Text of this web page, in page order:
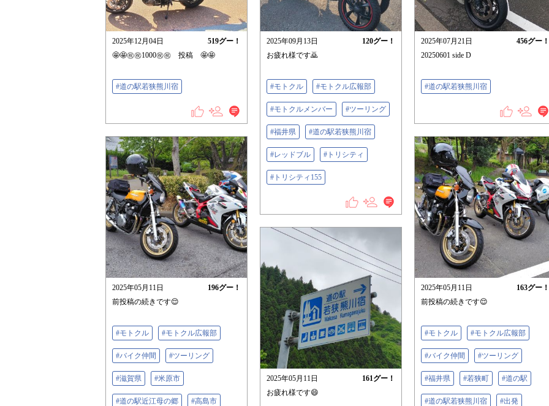
2025年12月04日 519グー！
🤩🤩㊗㊗1000㊗㊗ 投稿 🤩🤩
#道の駅若狭熊川宿
2025年09月13日 120グー！
お疲れ様です🙇
#モトクル #モトクル広報部
#モトクルメンバー #ツーリング
#福井県 #道の駅若狭熊川宿
#レッドブル #トリシティ
#トリシティ155
2025年07月21日 456グー！
20250601 side D
#道の駅若狭熊川宿
2025年05月11日 196グー！
前投稿の続きです😌
#モトクル #モトクル広報部
#バイク仲間 #ツーリング
#滋賀県 #米原市
#道の駅近江母の郷 #高島市
2025年05月11日 163グー！
前投稿の続きです😌
#モトクル #モトクル広報部
#バイク仲間 #ツーリング
#福井県 #若狭町 #道の駅
#道の駅若狭熊川宿 #出発
2025年05月11日 161グー！
お疲れ様です😄